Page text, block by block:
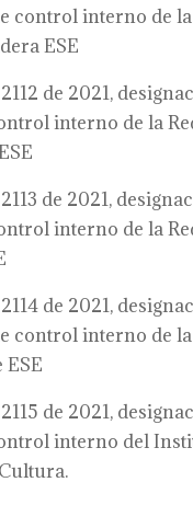
control interno de la
ESE
de 2021,
interno de la
de 2021,
interno de la
de 2021,
control interno de la
de 2021,
interno del